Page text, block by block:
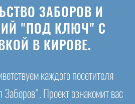
ЗАБОРОВ И
"ПОД КЛЮЧ" С
В КИРОВЕ.
каждого посетителя
Заборов". Проект ознакомит вас